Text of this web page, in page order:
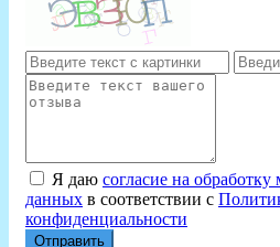
Я даю согласие на
данных в соответствии с
конфиденциальности
Отправить